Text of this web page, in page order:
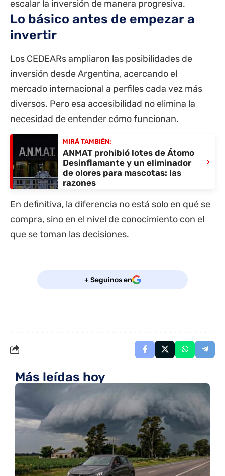
escalar la inversión de manera progresiva.
Lo básico antes de empezar a
invertir
Los CEDEARs ampliaron las posibilidades de
inversión desde Argentina, acercando el
mercado internacional a perfiles cada vez más
diversos. Pero esa accesibilidad no elimina la
necesidad de entender cómo funcionan.
MIRÁ TAMBIÉN:
ANMAT prohibió lotes de Átomo
Desinflamante y un eliminador
de olores para mascotas: las
razones
›
En definitiva, la diferencia no está solo en qué se
compra, sino en el nivel de conocimiento con el
que se toman las decisiones.
+ Seguinos en
Más leídas hoy